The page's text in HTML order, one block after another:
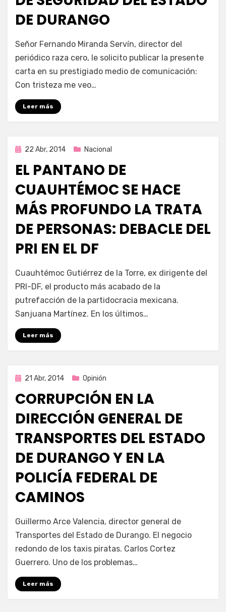
DE DURANGO
por Enrique
Señor Fernando Miranda Servín, director del
periódico raza cero, le solicito publicar la presente
carta en su prestigiado medio de comunicación:
Con tristeza me veo…
Leer más
Publicada
22 Abr, 2014 Nacional
EL PANTANO DE
CUAUHTÉMOC SE HACE
MÁS PROFUNDO LA TRATA
DE PERSONAS: DEBACLE DEL
PRI EN EL DF
por Enrique
Cuauhtémoc Gutiérrez de la Torre, ex dirigente del
PRI-DF, el producto más acabado de la
putrefacción de la partidocracia mexicana.
Sanjuana Martínez. En los últimos…
Leer más
Publicada
21 Abr, 2014 Opinión
CORRUPCIÓN EN LA
DIRECCIÓN GENERAL DE
TRANSPORTES DEL ESTADO
DE DURANGO Y EN LA
POLICÍA FEDERAL DE
CAMINOS
por Enrique
Guillermo Arce Valencia, director general de
Transportes del Estado de Durango. El negocio
redondo de los taxis piratas. Carlos Cortez
Guerrero. Uno de los problemas…
Leer más